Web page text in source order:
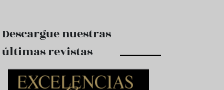
n
Descargue nuestras
últimas revistas